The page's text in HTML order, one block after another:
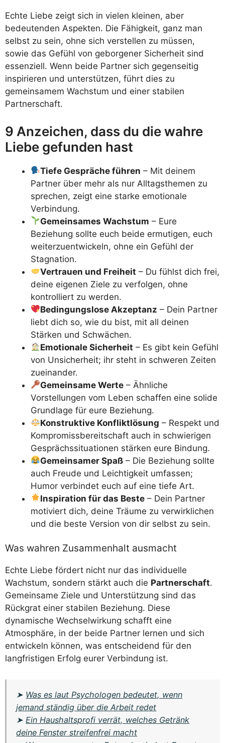
Echte Liebe zeigt sich in vielen kleinen, aber
bedeutenden Aspekten. Die Fähigkeit, ganz man
selbst zu sein, ohne sich verstellen zu müssen,
sowie das Gefühl von geborgener Sicherheit sind
essenziell. Wenn beide Partner sich gegenseitig
inspirieren und unterstützen, führt dies zu
gemeinsamem Wachstum und einer stabilen
Partnerschaft.
9 Anzeichen, dass du die wahre
Liebe gefunden hast
Tiefe Gespräche führen – Mit deinem
Partner über mehr als nur Alltagsthemen zu
sprechen, zeigt eine starke emotionale
Verbindung.
Gemeinsames Wachstum – Eure
Beziehung sollte euch beide ermutigen, euch
weiterzuentwickeln, ohne ein Gefühl der
Stagnation.
Vertrauen und Freiheit – Du fühlst dich frei,
deine eigenen Ziele zu verfolgen, ohne
kontrolliert zu werden.
Bedingungslose Akzeptanz – Dein Partner
liebt dich so, wie du bist, mit all deinen
Stärken und Schwächen.
Emotionale Sicherheit – Es gibt kein Gefühl
von Unsicherheit; ihr steht in schweren Zeiten
zueinander.
Gemeinsame Werte – Ähnliche
Vorstellungen vom Leben schaffen eine solide
Grundlage für eure Beziehung.
Konstruktive Konfliktlösung – Respekt und
Kompromissbereitschaft auch in schwierigen
Gesprächssituationen stärken eure Bindung.
Gemeinsamer Spaß – Die Beziehung sollte
auch Freude und Leichtigkeit umfassen;
Humor verbindet euch auf eine tiefe Art.
Inspiration für das Beste – Dein Partner
motiviert dich, deine Träume zu verwirklichen
und die beste Version von dir selbst zu sein.
Was wahren Zusammenhalt ausmacht
Echte Liebe fördert nicht nur das individuelle
Wachstum, sondern stärkt auch die Partnerschaft.
Gemeinsame Ziele und Unterstützung sind das
Rückgrat einer stabilen Beziehung. Diese
dynamische Wechselwirkung schafft eine
Atmosphäre, in der beide Partner lernen und sich
entwickeln können, was entscheidend für den
langfristigen Erfolg eurer Verbindung ist.
➤ Was es laut Psychologen bedeutet, wenn
jemand ständig über die Arbeit redet
➤Ein Haushaltsprofi verrät, welches Getränk
deine Fenster streifenfrei macht